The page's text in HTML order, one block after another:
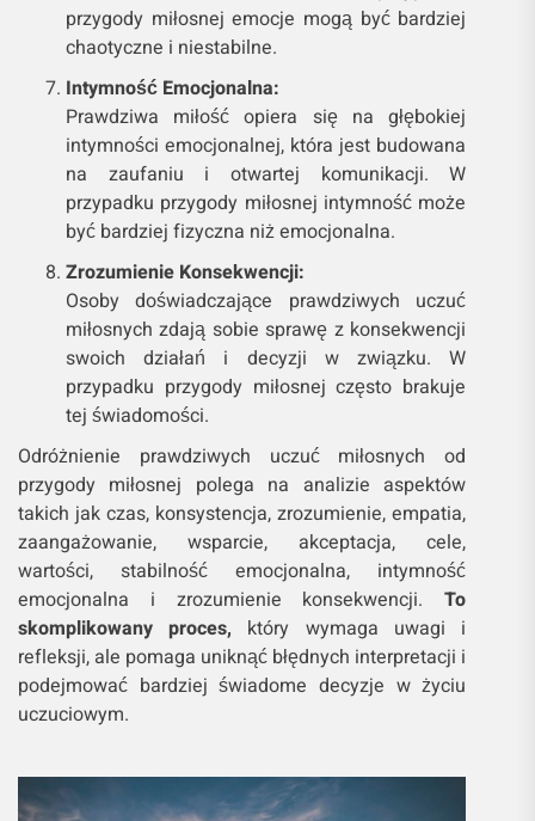
przygody miłosnej emocje mogą być bardziej
chaotyczne i niestabilne.
Intymność Emocjonalna:
Prawdziwa miłość opiera się na głębokiej
intymności emocjonalnej, która jest budowana
na zaufaniu i otwartej komunikacji. W
przypadku przygody miłosnej intymność może
być bardziej fizyczna niż emocjonalna.
Zrozumienie Konsekwencji:
Osoby doświadczające prawdziwych uczuć
miłosnych zdają sobie sprawę z konsekwencji
swoich działań i decyzji w związku. W
przypadku przygody miłosnej często brakuje
tej świadomości.
Odróżnienie prawdziwych uczuć miłosnych od
przygody miłosnej polega na analizie aspektów
takich jak czas, konsystencja, zrozumienie, empatia,
zaangażowanie, wsparcie, akceptacja, cele,
wartości, stabilność emocjonalna, intymność
emocjonalna i zrozumienie konsekwencji.To
skomplikowany proces, który wymaga uwagi i
refleksji, ale pomaga uniknąć błędnych interpretacji i
podejmować bardziej świadome decyzje w życiu
uczuciowym.